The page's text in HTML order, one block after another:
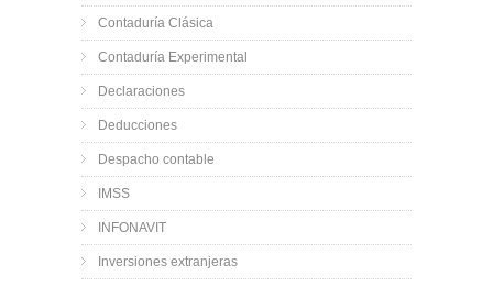
Contaduría Clásica
Contaduría Experimental
Declaraciones
Deducciones
Despacho contable
IMSS
INFONAVIT
Inversiones extranjeras